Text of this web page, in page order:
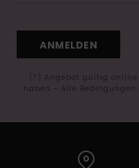
ANMELDEN
(*) Angebot gültig
haben - Alle